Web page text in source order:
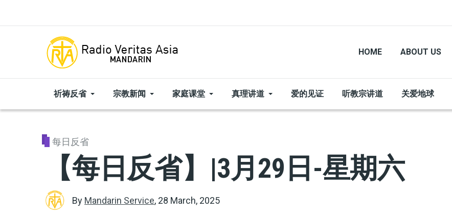
HOME ABOUT US
祈祷反省 宗教新闻 家庭课堂 真理讲道 爱的见证 听教宗讲道 关爱地球
每日反省
【每日反省】|3月29日-星期六
By Mandarin Service, 28 March, 2025